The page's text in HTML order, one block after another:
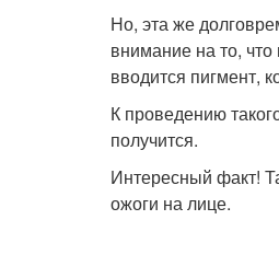
Но, эта же
внимание на то,
вводится пигмент,
К проведению
получится.
Интересный факт!
ожоги на лице.